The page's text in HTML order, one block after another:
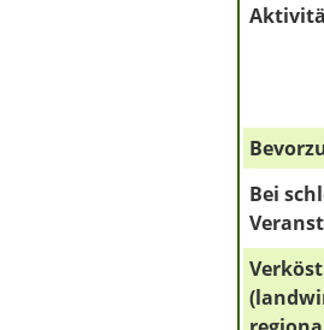
Bei